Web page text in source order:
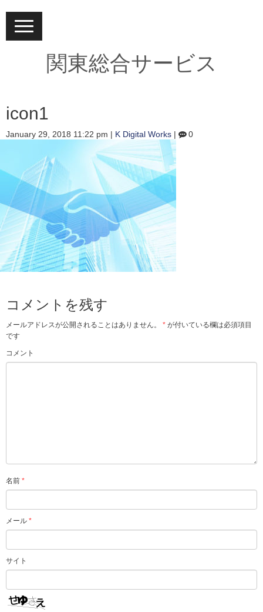
N
a
v
n
関東総合サービス
icon1
January 29, 2018 11:22 pm K Digital Works 0
コメントを残す
メールアドレスが公開されることはありません。 * が付いている欄は必須項目
です
コメント
名前 *
メール *
サイト